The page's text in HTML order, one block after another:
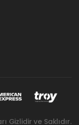
Gizlidir ve Saklıdır.